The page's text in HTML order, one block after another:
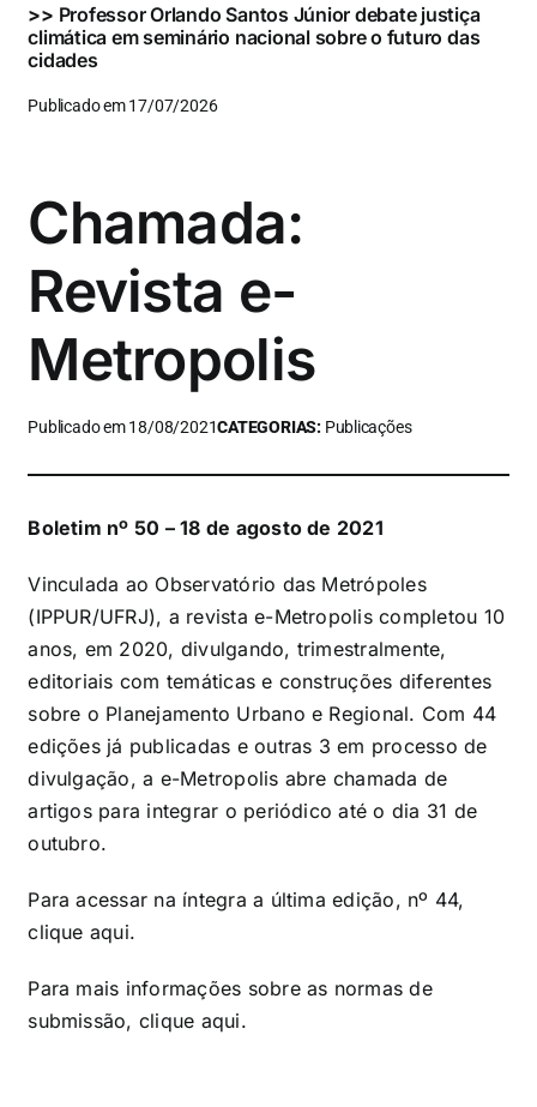
>> Professor Orlando Santos Júnior debate justiça
climática em seminário nacional sobre o futuro das
cidades
Publicado em 17/07/2026
Chamada:
Revista e-
Metropolis
Publicado em 18/08/2021CATEGORIAS: Publicações
Boletim nº 50 – 18 de agosto de 2021
Vinculada ao Observatório das Metrópoles
(IPPUR/UFRJ), a revista e-Metropolis completou 10
anos, em 2020, divulgando, trimestralmente,
editoriais com temáticas e construções diferentes
sobre o Planejamento Urbano e Regional. Com 44
edições já publicadas e outras 3 em processo de
divulgação, a e-Metropolis abre chamada de
artigos para integrar o periódico até o dia 31 de
outubro.
Para acessar na íntegra a última edição, nº 44,
clique aqui.
Para mais informações sobre as normas de
submissão, clique aqui.